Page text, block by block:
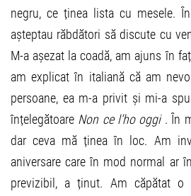
negru, ce ținea lista cu mesele.
așteptau răbdători să discute cu
M-a așezat la coadă, am ajuns în
am explicat în italiană că am
persoane, ea m-a privit și mi-a
înțelegătoare Non ce l’ho oggi. În
dar ceva mă ținea în loc. Am
aniversare care în mod normal ar
previzibil, a ținut. Am căpătat o